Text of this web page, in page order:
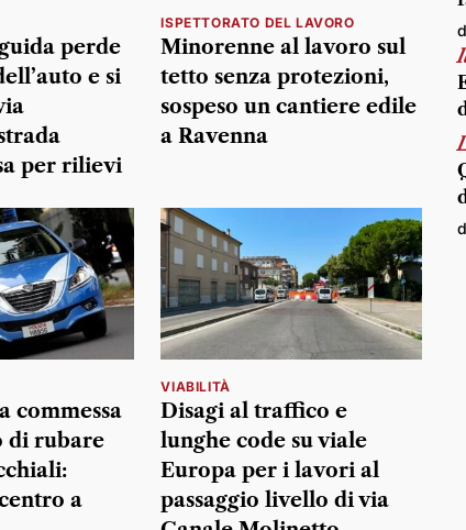
perde
e si
per rilievi
ISPETTORATO DEL LAVORO
Minorenne al lavoro sul
tetto senza protezioni,
sospeso un cantiere edile
a Ravenna
commessa
di rubare
a
VIABILITÀ
Disagi al traffico e
lunghe code su viale
Europa per i lavori al
passaggio livello di via